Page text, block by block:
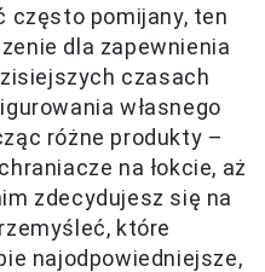
często pomijany, ten
dla zapewnienia
czasach
własnego
różne produkty –
na łokcie, aż
zdecydujesz się na
które
najodpowiedniejsze,